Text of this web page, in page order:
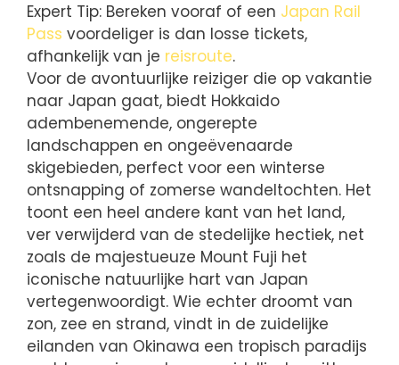
Expert Tip: Bereken vooraf of een Japan Rail
Pass voordeliger is dan losse tickets,
afhankelijk van je reisroute.
Voor de avontuurlijke reiziger die op vakantie
naar Japan gaat, biedt Hokkaido
adembenemende, ongerepte
landschappen en ongeëvenaarde
skigebieden, perfect voor een winterse
ontsnapping of zomerse wandeltochten. Het
toont een heel andere kant van het land,
ver verwijderd van de stedelijke hectiek, net
zoals de majestueuze Mount Fuji het
iconische natuurlijke hart van Japan
vertegenwoordigt. Wie echter droomt van
zon, zee en strand, vindt in de zuidelijke
eilanden van Okinawa een tropisch paradijs